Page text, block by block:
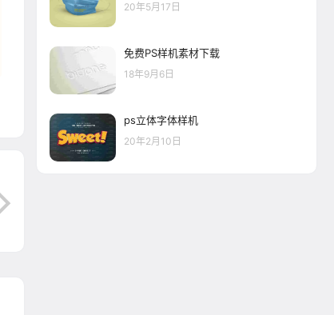
20年5月17日
免费PS样机素材下载
18年9月6日
ps立体字体样机
20年2月10日